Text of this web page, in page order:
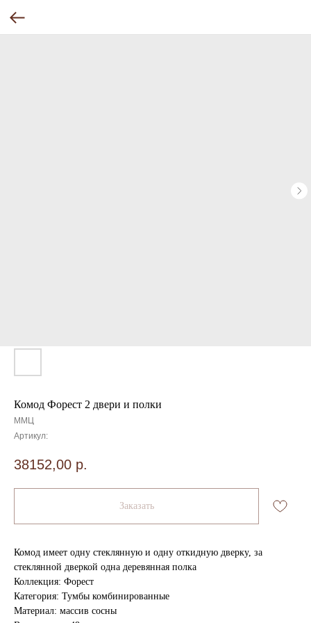
Комод Форест 2 двери и полки
ММЦ
Артикул:
38152,00 р.
Заказать
Комод имеет одну стеклянную и одну откидную дверку, за
стеклянной дверкой одна деревянная полка
Коллекция: Форест
Категория: Тумбы комбинированные
Материал: массив сосны